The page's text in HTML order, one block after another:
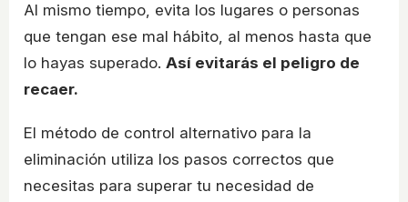
Al mismo tiempo, evita los lugares o personas
que tengan ese mal hábito, al menos hasta que
lo hayas superado. Así evitarás el peligro de
recaer.
El método de control alternativo para la
eliminación utiliza los pasos correctos que
necesitas para superar tu necesidad de